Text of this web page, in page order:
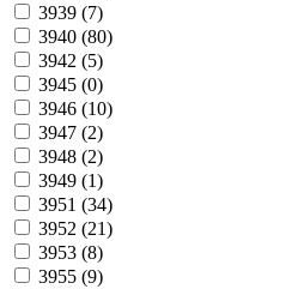
3939 (7)
3940 (80)
3942 (5)
3945 (0)
3946 (10)
3947 (2)
3948 (2)
3949 (1)
3951 (34)
3952 (21)
3953 (8)
3955 (9)